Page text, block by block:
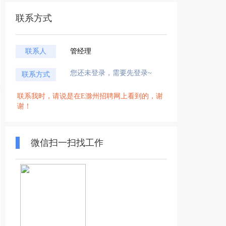
联系方式
联系人 管经理
联系方式 您还未登录，需要先登录~
联系我时，请说是在E滁州招聘网上看到的，谢
谢！
微信扫一扫找工作